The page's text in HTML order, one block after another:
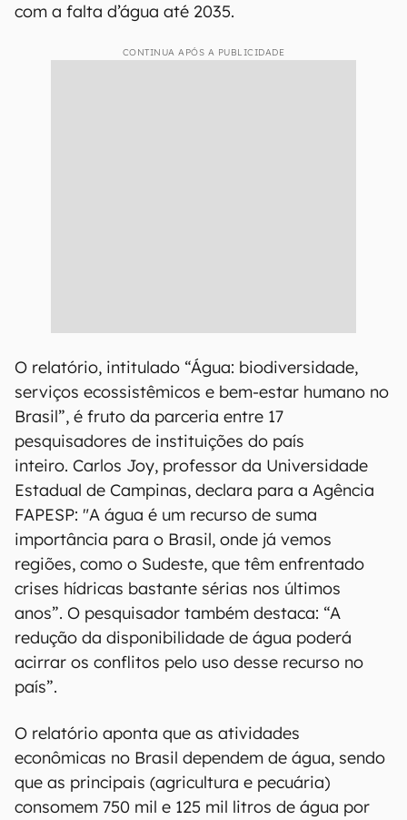
com a falta d’água até 2035.
CONTINUA APÓS A PUBLICIDADE
O relatório, intitulado “Água: biodiversidade,
serviços ecossistêmicos e bem-estar humano no
Brasil”, é fruto da parceria entre 17
pesquisadores de instituições do país
inteiro. Carlos Joy, professor da Universidade
Estadual de Campinas, declara para a Agência
FAPESP: "A água é um recurso de suma
importância para o Brasil, onde já vemos
regiões, como o Sudeste, que têm enfrentado
crises hídricas bastante sérias nos últimos
anos”. O pesquisador também destaca: “A
redução da disponibilidade de água poderá
acirrar os conflitos pelo uso desse recurso no
país”.
O relatório aponta que as atividades
econômicas no Brasil dependem de água, sendo
que as principais (agricultura e pecuária)
consomem 750 mil e 125 mil litros de água por